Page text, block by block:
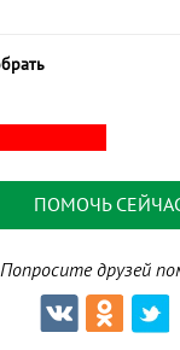
ПОМОЧЬ
Попросите друзей